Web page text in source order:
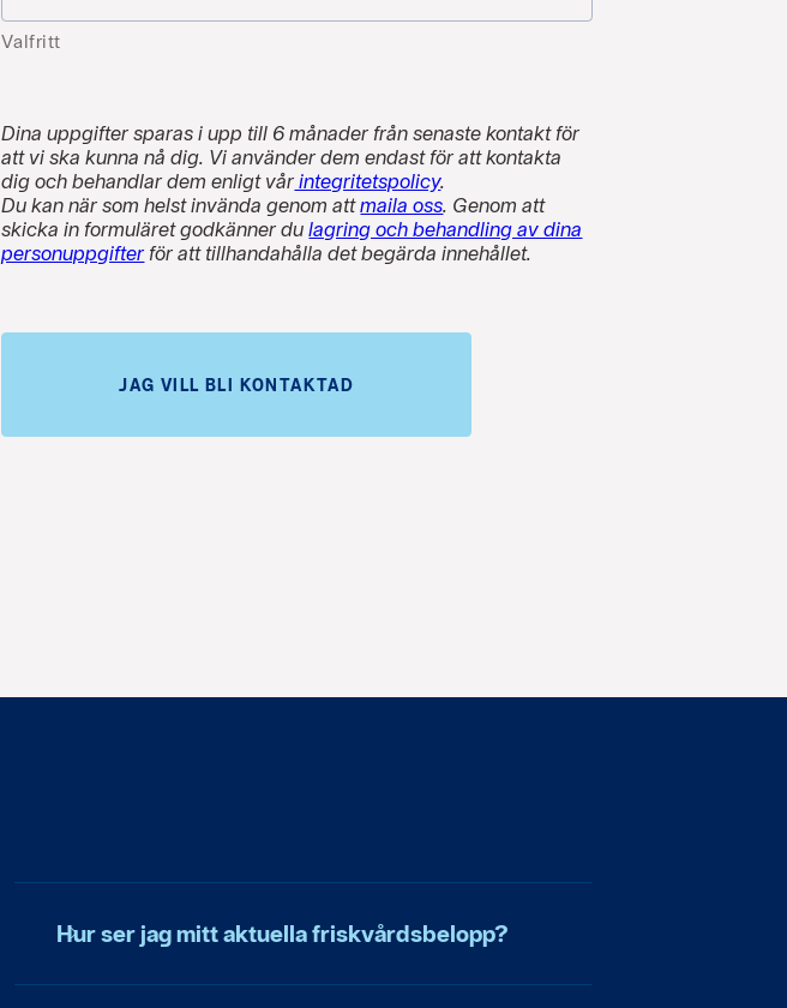
Valfritt
Dina uppgifter sparas i upp till 6 månader från senaste kontakt för
att vi ska kunna nå dig. Vi använder dem endast för att kontakta
dig och behandlar dem enligt vår integritetspolicy.
Du kan när som helst invända genom attmaila oss. Genom att
skicka in formuläret godkänner dulagring och behandling av dina
personuppgifter för att tillhandahålla det begärda innehållet.
JAG VILL BLI KONTAKTAD
Hur ser jag mitt aktuella friskvårdsbelopp?